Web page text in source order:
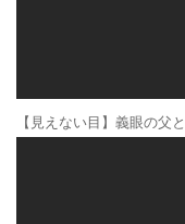
【見えない目】義眼の父